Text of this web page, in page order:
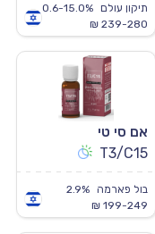
תיקון עולם
0.6-15.0%
239-280 ₪
אם סי טי
T3/C15
בול פארמה
2.9%
199-249 ₪